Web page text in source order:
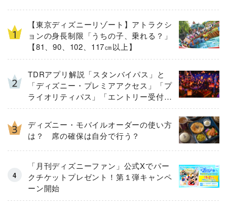
【東京ディズニーリゾート】アトラクシ
ョンの身長制限「うちの子、乗れる？」
【81、90、102、117㎝以上】
TDRアプリ解説「スタンバイパス」と
「ディズニー・プレミアアクセス」「プ
ライオリティパス」「エントリー受付」
とは
ディズニー・モバイルオーダーの使い方
は？ 席の確保は自分で行う？
「月刊ディズニーファン」公式Xでパー
クチケットプレゼント！第１弾キャンペ
ーン開始